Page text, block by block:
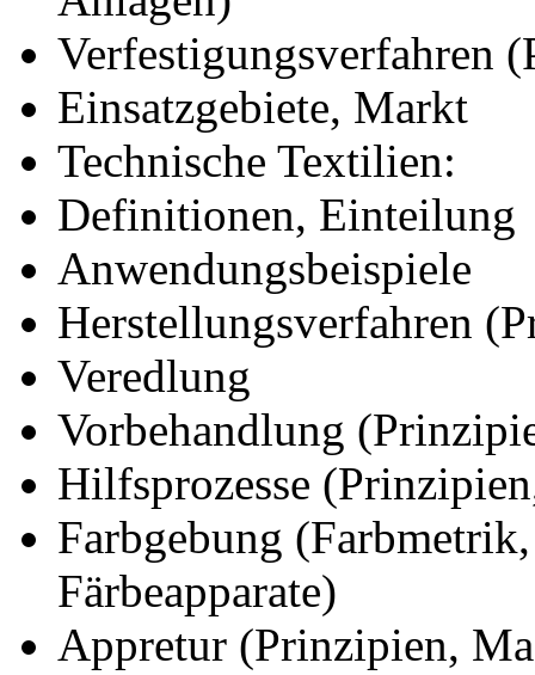
Verfestigungsverfahren
Einsatzgebiete, Markt
Technische Textilien:
Definitionen, Einteilung
Anwendungsbeispiele
Herstellungsverfahren
Veredlung
Vorbehandlung
Hilfsprozesse
Farbgebung
Färbeapparate)
Appretur (Prinzipien,